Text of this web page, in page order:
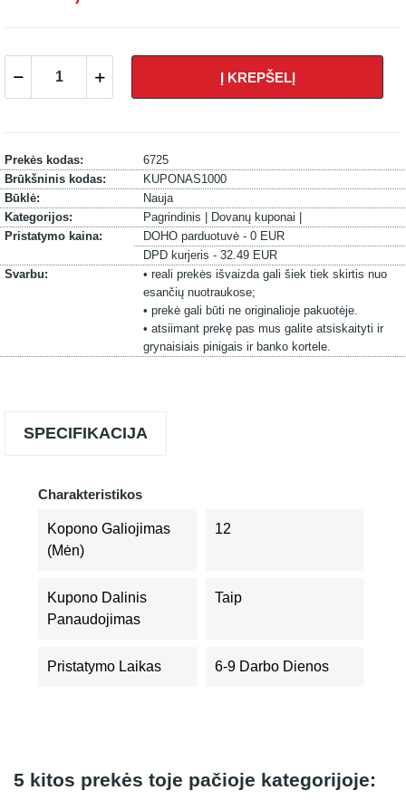
Į KREPŠELĮ
Prekės kodas:
6725
Brūkšninis kodas:
KUPONAS1000
Būklė:
Nauja
Kategorijos:
Pagrindinis |
Dovanų kuponai |
Pristatymo kaina:
DOHO parduotuvė - 0 EUR
DPD kurjeris - 32.49 EUR
Svarbu:
• reali prekės išvaizda gali šiek tiek skirtis nuo
esančių nuotraukose;
• prekė gali būti ne originalioje pakuotėje.
• atsiimant prekę pas mus galite atsiskaityti ir
grynaisiais pinigais ir banko kortele.
SPECIFIKACIJA
Charakteristikos
Kopono Galiojimas
(mėn)
12
Kupono Dalinis
Panaudojimas
Taip
Pristatymo Laikas 6-9 Darbo Dienos
5 kitos prekės toje pačioje kategorijoje: